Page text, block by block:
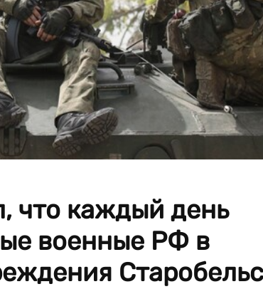
что каждый день
военные РФ в